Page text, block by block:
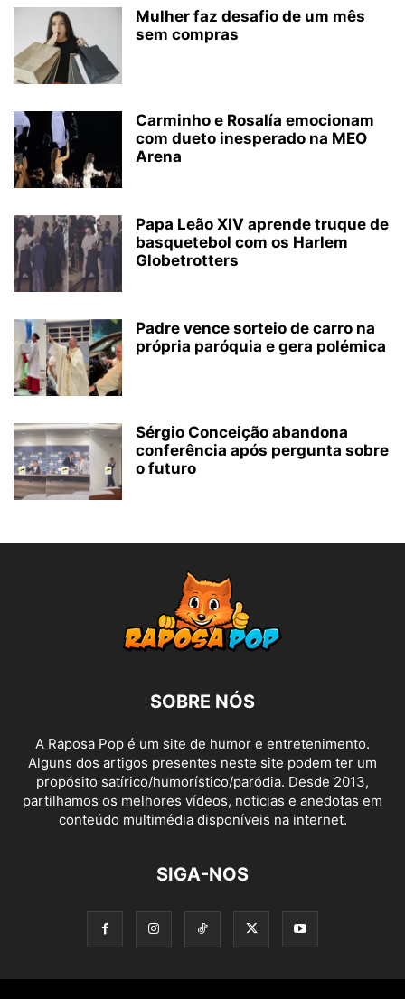
Mulher faz desafio de um mês
sem compras
Carminho e Rosalía emocionam
com dueto inesperado na MEO
Arena
Papa Leão XIV aprende truque de
basquetebol com os Harlem
Globetrotters
Padre vence sorteio de carro na
própria paróquia e gera polémica
Sérgio Conceição abandona
conferência após pergunta sobre
o futuro
SOBRE NÓS
A Raposa Pop é um site de humor e entretenimento.
Alguns dos artigos presentes neste site podem ter um
propósito satírico/humorístico/paródia. Desde 2013,
partilhamos os melhores vídeos, noticias e anedotas em
conteúdo multimédia disponíveis na internet.
SIGA-NOS